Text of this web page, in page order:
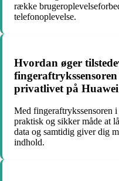
række
telefonoplevelse.
Hvordan øger
privatlivet på Huawei
Med fingeraftrykssensoren
praktisk og sikker måde at
data og samtidig giver dig
indhold.